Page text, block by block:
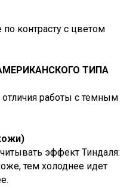
контрасту с цветом
ТИПА
работы с темным
эффект Тиндаля:
тем холоднее идет